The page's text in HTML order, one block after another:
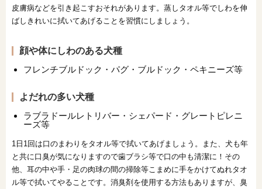
皮膚病などを引き起こすおそれがあります。蒸しタオル等でしわを伸
ばしきれいに拭いてあげることを習慣にしましょう。
顔や体にしわのある犬種
フレンチブルドック・パグ・ブルドック・ペキニーズ等
よだれの多い犬種
ラブラドールレトリバー・シェパード・グレートピレニ
ーズ等
1日1回は口のまわりをタオル等で拭いてあげましょう。また、犬も年
と共に口臭が気になりますので歯ブラシ等で口の中も清潔に！その
他、耳の中や手・足の肉球の間の掃除等こまめに手をかけてぬれタオ
ル等で拭いてやることです。消臭剤を使用する方法もありますが、臭